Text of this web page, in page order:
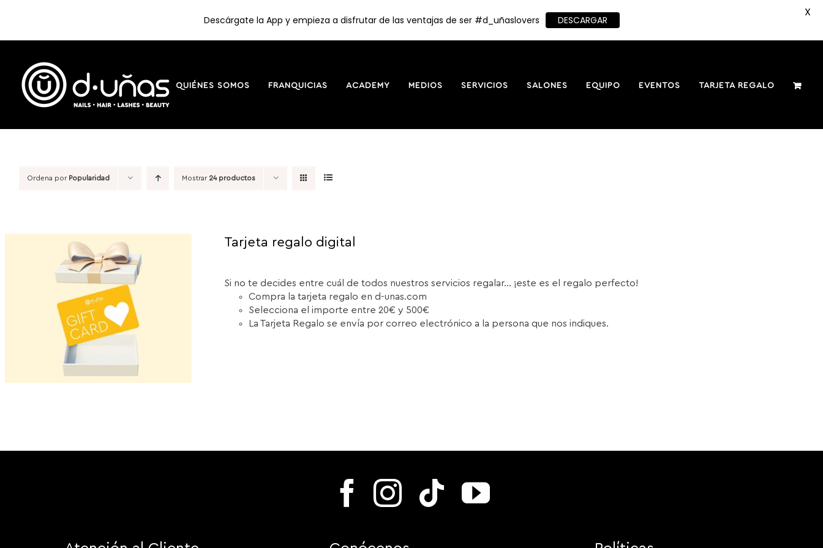
contenido
QUIÉNES SOMOS FRANQUICIAS ACADEMY MEDIOS SERVICIOS SALONES EQUIPO EVENTOS TARJETA REGALO
Ordena por Popularidad Mostrar 24 productos
Tarjeta regalo digital
Si no te decides entre cuál de todos nuestros servicios regalar... ¡este es el regalo perfecto!
Compra la tarjeta regalo en d-unas.com
Selecciona el importe entre 20€ y 500€
La Tarjeta Regalo se envía por correo electrónico a la persona que nos indiques.
Descárgate la App y empieza a disfrutar de las ventajas de ser #d_uñaslovers DESCARGAR
X